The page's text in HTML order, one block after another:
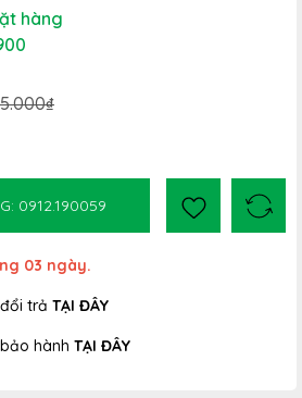
hàng
0912.190059
03 ngày.
trả TẠI ĐÂY
hành TẠI ĐÂY